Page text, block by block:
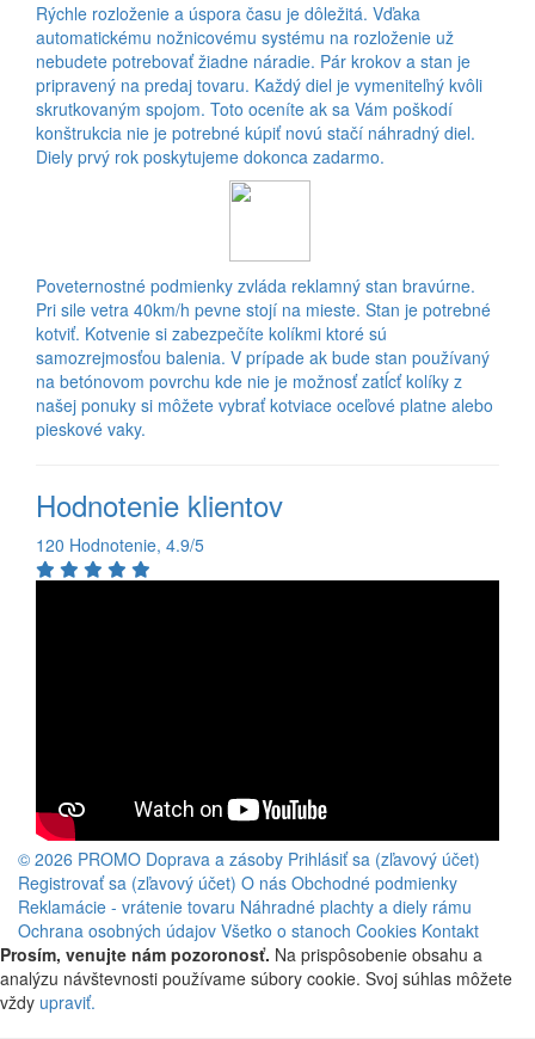
Rýchle rozloženie a úspora času je dôležitá. Vďaka
automatickému nožnicovému systému na rozloženie už
nebudete potrebovať žiadne náradie. Pár krokov a stan je
pripravený na predaj tovaru. Každý diel je vymeniteľný kvôli
skrutkovaným spojom. Toto oceníte ak sa Vám poškodí
konštrukcia nie je potrebné kúpiť novú stačí náhradný diel.
Diely prvý rok poskytujeme dokonca zadarmo.
Poveternostné podmienky zvláda reklamný stan bravúrne.
Pri sile vetra 40km/h pevne stojí na mieste. Stan je potrebné
kotviť. Kotvenie si zabezpečíte kolíkmi ktoré sú
samozrejmosťou balenia. V prípade ak bude stan používaný
na betónovom povrchu kde nie je možnosť zatĺcť kolíky z
našej ponuky si môžete vybrať kotviace oceľové platne alebo
pieskové vaky.
Hodnotenie klientov
120 Hodnotenie, 4.9/5
© 2026 PROMO Doprava a zásoby Prihlásiť sa (zľavový účet)
Registrovať sa (zľavový účet) O nás Obchodné podmienky
Reklamácie - vrátenie tovaru Náhradné plachty a diely rámu
Ochrana osobných údajov Všetko o stanoch Cookies Kontakt
Prosím, venujte nám pozoronosť. Na prispôsobenie obsahu a
analýzu návštevnosti používame súbory cookie. Svoj súhlas môžete
vždy upraviť.